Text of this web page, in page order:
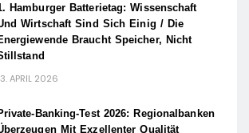
Hamburger Batterietag: Wissenschaft
Wirtschaft Sind Sich Einig / Die
Braucht Speicher, Nicht
APRIL 2026
Banking-Test 2026: Regionalbanken
Mit Exzellenter Qualität